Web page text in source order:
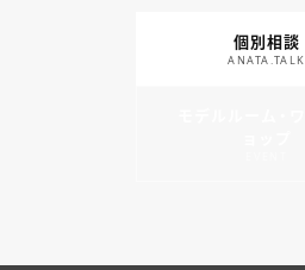
個別相談
ANATA.TALK